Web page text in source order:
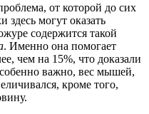
от которой до сих
здесь могут оказать
содержится такой
. Именно она помогает
чем на 15%, что доказали
важно, вес мышей,
кроме того,